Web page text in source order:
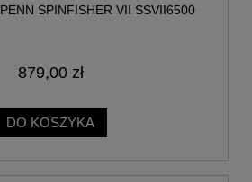
SPINFISHER VII SSVII6500
879,00 zł
DO KOSZYKA